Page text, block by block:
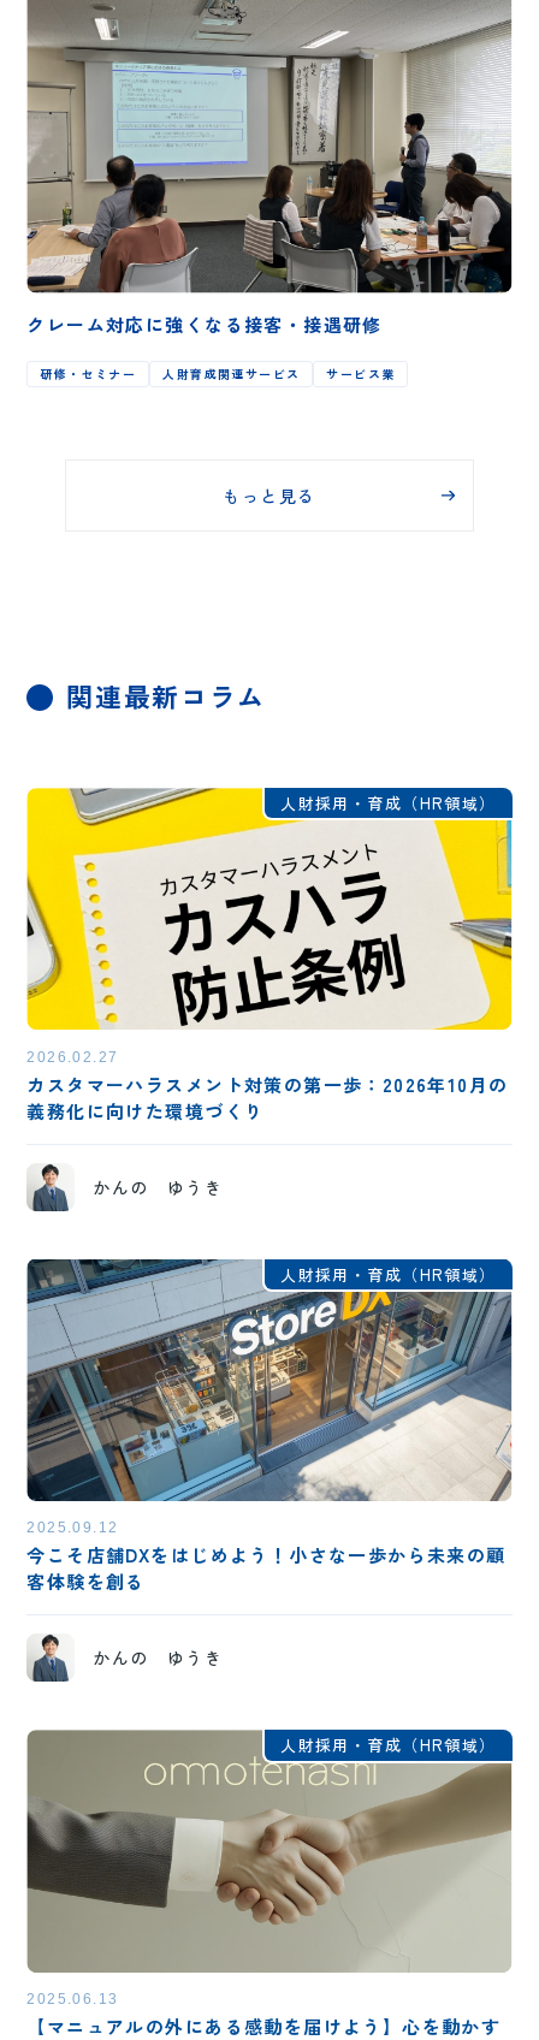
クレーム対応に強くなる接客・接遇研修
研修・セミナー 人財育成関連サービス サービス業
もっと見る
関連最新コラム
人財採用・育成（HR領域）
2026.02.27
カスタマーハラスメント対策の第一歩：2026年10月の
義務化に向けた環境づくり
かんの ゆうき
人財採用・育成（HR領域）
2025.09.12
今こそ店舗DXをはじめよう！小さな一歩から未来の顧
客体験を創る
かんの ゆうき
人財採用・育成（HR領域）
2025.06.13
【マニュアルの外にある感動を届けよう】心を動かす